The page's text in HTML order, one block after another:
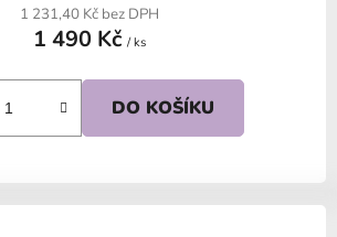
1 231,40 Kč bez DPH
1 490 Kč / ks
DO KOŠÍKU